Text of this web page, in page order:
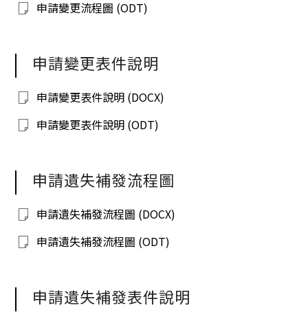
申請變更流程圖 (ODT)
申請變更表件說明
申請變更表件說明 (DOCX)
申請變更表件說明 (ODT)
申請遺失補發流程圖
申請遺失補發流程圖 (DOCX)
申請遺失補發流程圖 (ODT)
申請遺失補發表件說明